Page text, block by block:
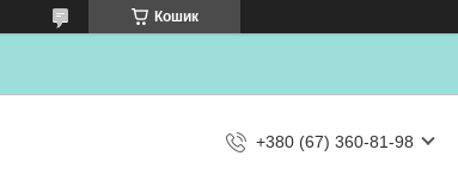
сайту metrtkani.com
Дозволити
×
Кошик
+380 (67) 360-81-98